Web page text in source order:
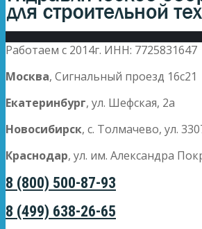
Работаем с 2014г. ИНН: 7725831647
Москва, Сигнальный проезд 16с21
Екатеринбург, ул. Шефская, 2а
Новосибирск, с. Толмачево, ул.
Краснодар, ул. им. Александра
8 (800) 500-87-93
8 (499) 638-26-65